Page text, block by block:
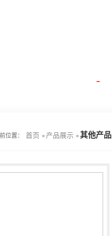
位置： 首页 » 产品展示 »其他产品